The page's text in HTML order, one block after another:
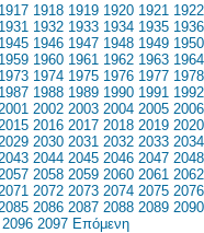
1917 1918 1919 1920 1921 1922
1931 1932 1933 1934 1935 1936
1945 1946 1947 1948 1949 1950
1959 1960 1961 1962 1963 1964
1973 1974 1975 1976 1977 1978
1987 1988 1989 1990 1991 1992
2002 2003 2004 2005 2006
2016 2017 2018 2019 2020
2030 2031 2032 2033 2034
2044 2045 2046 2047 2048
2058 2059 2060 2061 2062
2072 2073 2074 2075 2076
2086 2087 2088 2089 2090
2096 2097 Επόμενη